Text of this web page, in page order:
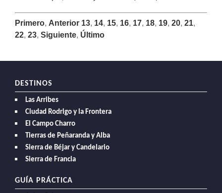
Primero, Anterior 13, 14, 15, 16, 17, 18, 19, 20, 21,
22, 23, Siguiente, Último
DESTINOS
Las Arribes
Ciudad Rodrigo y la Frontera
El Campo Charro
Tierras de Peñaranda y Alba
Sierra de Béjar y Candelario
Sierra de Francia
GUÍA PRÁCTICA